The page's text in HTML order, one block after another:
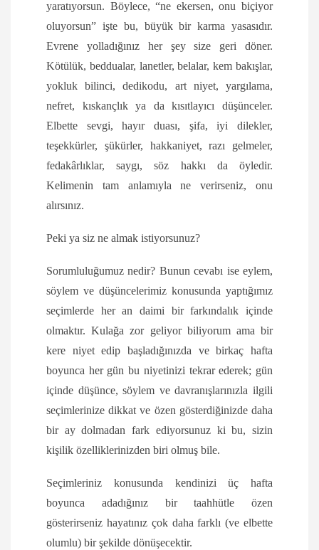
yaratıyorsun. Böylece, “ne ekersen, onu biçiyor
oluyorsun” işte bu, büyük bir karma yasasıdır.
Evrene yolladığınız her şey size geri döner.
Kötülük, beddualar, lanetler, belalar, kem bakışlar,
yokluk bilinci, dedikodu, art niyet, yargılama,
nefret, kıskançlık ya da kısıtlayıcı düşünceler.
Elbette sevgi, hayır duası, şifa, iyi dilekler,
teşekkürler, şükürler, hakkaniyet, razı gelmeler,
fedakârlıklar, saygı, söz hakkı da öyledir.
Kelimenin tam anlamıyla ne verirseniz, onu
alırsınız.
Peki ya siz ne almak istiyorsunuz?
Sorumluluğumuz nedir? Bunun cevabı ise eylem,
söylem ve düşüncelerimiz konusunda yaptığımız
seçimlerde her an daimi bir farkındalık içinde
olmaktır. Kulağa zor geliyor biliyorum ama bir
kere niyet edip başladığınızda ve birkaç hafta
boyunca her gün bu niyetinizi tekrar ederek; gün
içinde düşünce, söylem ve davranışlarınızla ilgili
seçimlerinize dikkat ve özen gösterdiğinizde daha
bir ay dolmadan fark ediyorsunuz ki bu, sizin
kişilik özelliklerinizden biri olmuş bile.
Seçimleriniz konusunda kendinizi üç hafta
boyunca adadığınız bir taahhütle özen
gösterirseniz hayatınız çok daha farklı (ve elbette
olumlu) bir şekilde dönüşecektir.